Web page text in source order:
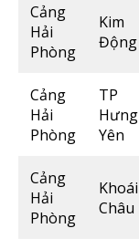
Cảng
Hải
Phòng
Kim
Động
Cảng
Hải
Phòng
TP
Hưng
Yên
Cảng
Hải
Phòng
Khoái
Châu